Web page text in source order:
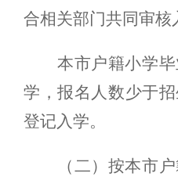
合相关部门共同审核
本市户籍小学
学，报名人数少于
登记入学。
（二）按本市